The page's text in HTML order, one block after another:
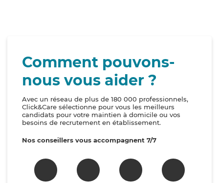
Comment pouvons-
nous vous aider ?
Avec un réseau de plus de 180 000 professionnels,
Click&Care sélectionne pour vous les meilleurs
candidats pour votre maintien à domicile ou vos
besoins de recrutement en établissement.
Nos conseillers vous accompagnent 7/7